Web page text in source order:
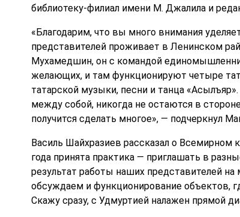
библиотеку-филиал имени М. Джалила и
«Благодарим, что вы много внимания
представителей проживает в Ленинском
Мухамедшин, он с командой
желающих, и там функционируют четыре
татарской музыки, песни и танца
между собой, никогда не остаются в
получится сделать многое», — подчеркнул
Василь Шайхразиев рассказал о Всемирном
года принята практика — приглашать в
результат работы наших представителей
обсуждаем и функционирование объектов,
Скажу сразу, с Удмуртией налажен прямой